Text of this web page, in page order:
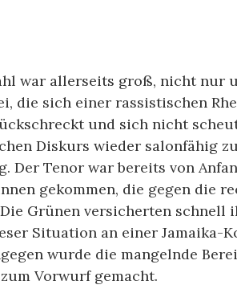
war allerseits groß, nicht nur
die sich einer rassistischen
und sich nicht
Diskurs wieder salonfähig
Der Tenor war bereits von
gekommen, die gegen die
Grünen versicherten schnell
Situation an einer Jamaika-
wurde die mangelnde
Vorwurf gemacht.